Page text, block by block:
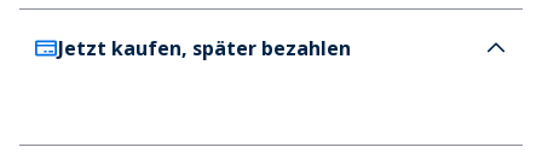
Jetzt kaufen, später bezahlen